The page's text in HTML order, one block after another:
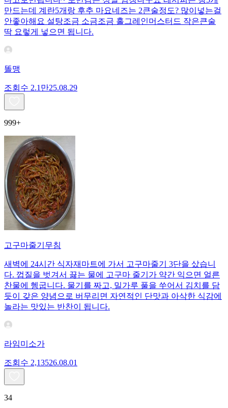
만드는데 계란5개랑 후추 마요네즈는 2큰술정도? 많이넣는걸
안좋아해요 설탕조금 소금조금 홀그레인머스터드 작은큰술
딱 요렇게 넣으면 됩니다.
똘맹
조회수 2.1만25.08.29
999+
고구마줄기무침
새벽에 24시간 식자재마트에 가서 고구마줄기 3단을 샀습니
다. 껍질을 벗겨서 끓는 물에 고구마 줄기가 약간 익으면 얼른
찬물에 헹굽니다. 물기를 짜고, 밀가루 풀을 쑤어서 김치를 담
듯이 갖은 양념으로 버무리면 자연적인 단맛과 아삭한 식감에
놀라는 맛있는 반찬이 됩니다.
라임미소가
조회수 2,13526.08.01
34